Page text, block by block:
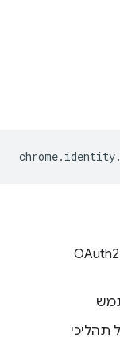
chrome. identity.
הסרה של כל אסימוני הגישה מסוג OAuth2